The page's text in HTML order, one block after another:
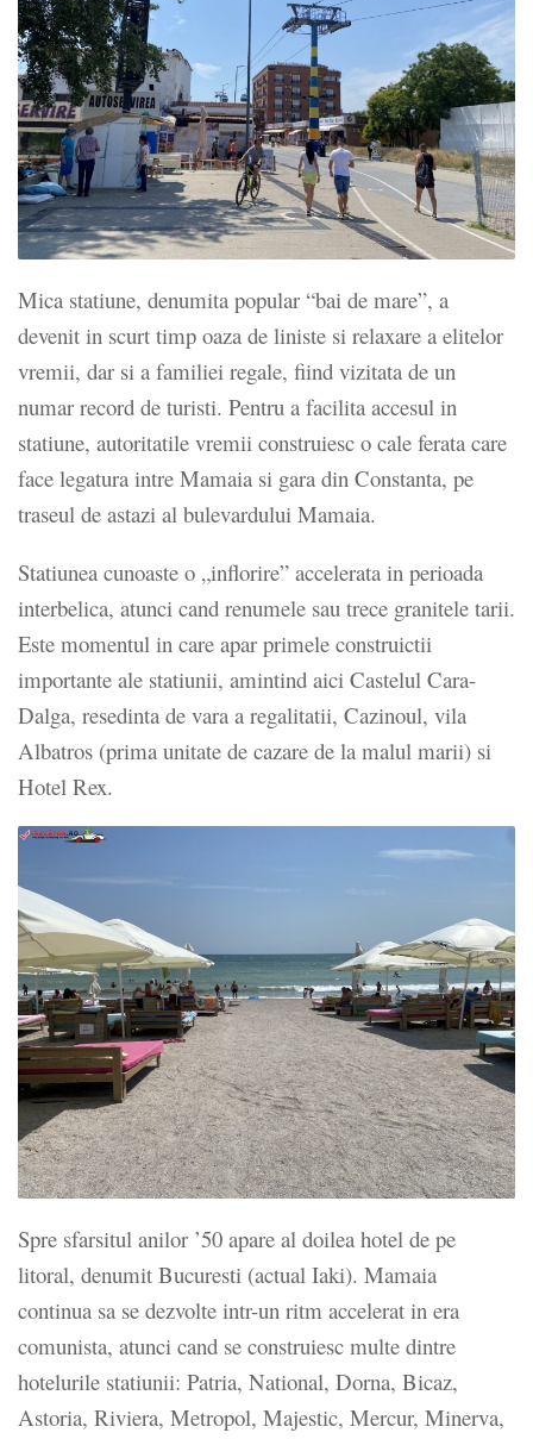
Mica statiune, denumita popular “bai de mare”, a
devenit in scurt timp oaza de liniste si relaxare a elitelor
vremii, dar si a familiei regale, fiind vizitata de un
numar record de turisti. Pentru a facilita accesul in
statiune, autoritatile vremii construiesc o cale ferata care
face legatura intre Mamaia si gara din Constanta, pe
traseul de astazi al bulevardului Mamaia.
Statiunea cunoaste o „inflorire” accelerata in perioada
interbelica, atunci cand renumele sau trece granitele tarii.
Este momentul in care apar primele construictii
importante ale statiunii, amintind aici Castelul Cara-
Dalga, resedinta de vara a regalitatii, Cazinoul, vila
Albatros (prima unitate de cazare de la malul marii) si
Hotel Rex.
Spre sfarsitul anilor ’50 apare al doilea hotel de pe
litoral, denumit Bucuresti (actual Iaki). Mamaia
continua sa se dezvolte intr-un ritm accelerat in era
comunista, atunci cand se construiesc multe dintre
hotelurile statiunii: Patria, National, Dorna, Bicaz,
Astoria, Riviera, Metropol, Majestic, Mercur, Minerva,